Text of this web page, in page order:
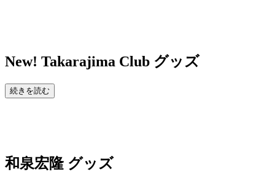
New! Takarajima Club グッズ
続きを読む
和泉宏隆 グッズ